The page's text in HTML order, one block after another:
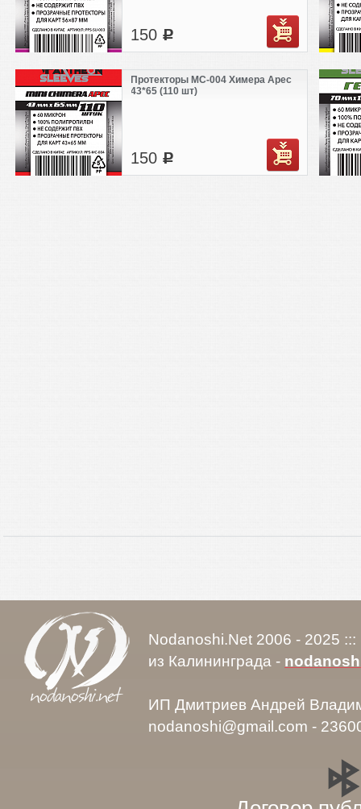
150 c
Протекторы MC-004 Химера Арес
43*65 (110 шт)
150 c
Nodanoshi.Net 2006 - 2025
из Калининграда -
ИП Дмитриев Андрей
nodanoshi@gmail.com -